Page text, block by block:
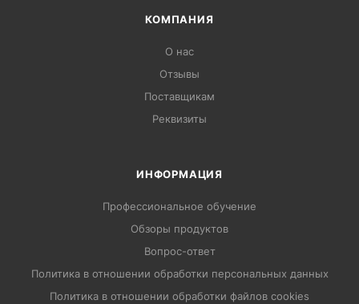
КОМПАНИЯ
О нас
Отзывы
Поставщикам
Реквизиты
ИНФОРМАЦИЯ
Профессиональное обучение
Обзоры продуктов
Вопрос-ответ
Политика в отношении обработки персональных данных
Политика в отношении обработки файлов cookies